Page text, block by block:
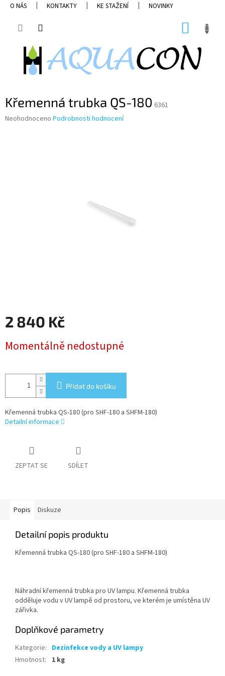
PřejítO NÁS KONTAKTY KE STAŽENÍ NOVINKY
Křemenná trubka QS-180 6361
Průměrné
Neohodnoceno Podrobnosti hodnocení
2 840 Kč
cena:
Momentálně nedostupné
Přidat do košíku
Křemenná trubka QS-180 (pro SHF-180 a SHFM-180)
Detailní informace
ZEPTAT SE SDÍLET
Popis Diskuze
Detailní popis produktu
Křemenná trubka QS-180 (pro SHF-180 a SHFM-180)
Náhradní křemenná trubka pro UV lampu. Křemenná trubka
odděluje vodu v UV lampě od prostoru, ve kterém je umístěna UV
zářivka.
Doplňkové parametry
Kategorie: Dezinfekce vody a UV lampy
Hmotnost: 1 kg